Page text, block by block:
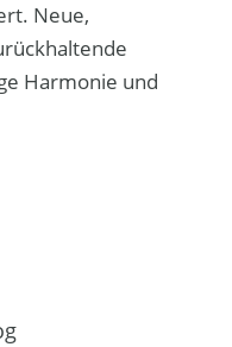
Neue,
Harmonie und